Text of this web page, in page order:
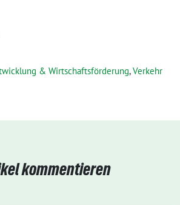
& Wirtschaftsförderung,Verkehr
kommentieren